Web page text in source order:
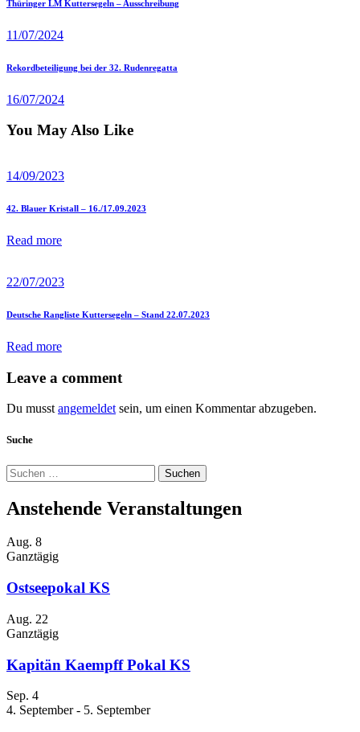
Beitragsnavigation
Previous
Thüringer LM Kuttersegeln – Ausschreibung
11/07/2024
Next
Rekordbeteiligung bei der 32. Rudenregatta
16/07/2024
You May Also Like
14/09/2023
42. Blauer Kristall – 16./17.09.2023
Read more
22/07/2023
Deutsche Rangliste Kuttersegeln – Stand 22.07.2023
Read more
Leave a comment
Du musst angemeldet sein, um einen Kommentar abzugeben.
Suche
Suchen
nach:
Anstehende Veranstaltungen
Aug. 8
Ganztägig
Ostseepokal KS
Aug. 22
Ganztägig
Kapitän Kaempff Pokal KS
Sep. 4
4. September- 5. September